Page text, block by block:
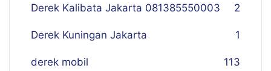
Derek Kalibata Jakarta 081385550003 2
Derek Kuningan Jakarta 1
derek mobil 113